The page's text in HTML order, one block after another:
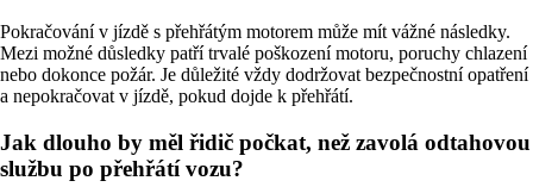
Pokračování v jízdě s přehřátým motorem může mít vážné následky.
Mezi možné důsledky patří trvalé poškození motoru, poruchy chlazení
nebo dokonce požár. Je důležité vždy dodržovat bezpečnostní opatření
a nepokračovat v jízdě, pokud dojde k přehřátí.
Jak dlouho by měl řidič počkat, než zavolá odtahovou
službu po přehřátí vozu?